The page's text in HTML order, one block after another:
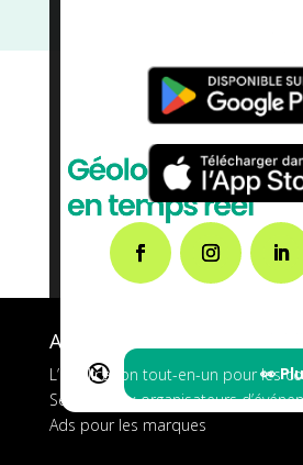
🔇 👀
A propos de FMS
L’application tout-en-un pour les
Services aux organisateurs
Ads pour les marques